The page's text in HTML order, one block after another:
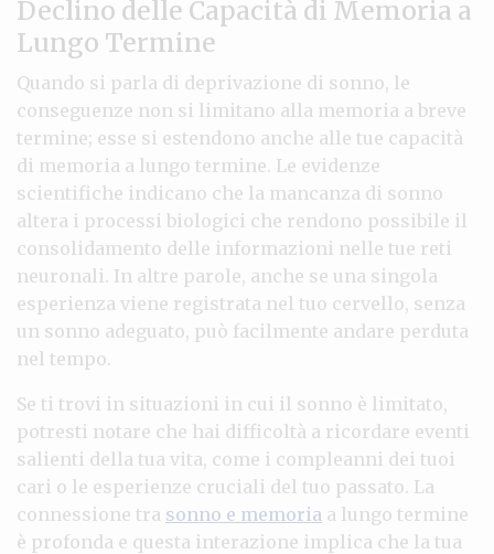
Declino delle Capacità di Memoria a
Lungo Termine
Quando si parla di deprivazione di sonno, le
conseguenze non si limitano alla memoria a breve
termine; esse si estendono anche alle tue capacità
di memoria a lungo termine. Le evidenze
scientifiche indicano che la mancanza di sonno
altera i processi biologici che rendono possibile il
consolidamento delle informazioni nelle tue reti
neuronali. In altre parole, anche se una singola
esperienza viene registrata nel tuo cervello, senza
un sonno adeguato, può facilmente andare perduta
nel tempo.
Se ti trovi in situazioni in cui il sonno è limitato,
potresti notare che hai difficoltà a ricordare eventi
salienti della tua vita, come i compleanni dei tuoi
cari o le esperienze cruciali del tuo passato. La
connessione tra sonno e memoria a lungo termine
è profonda e questa interazione implica che la tua